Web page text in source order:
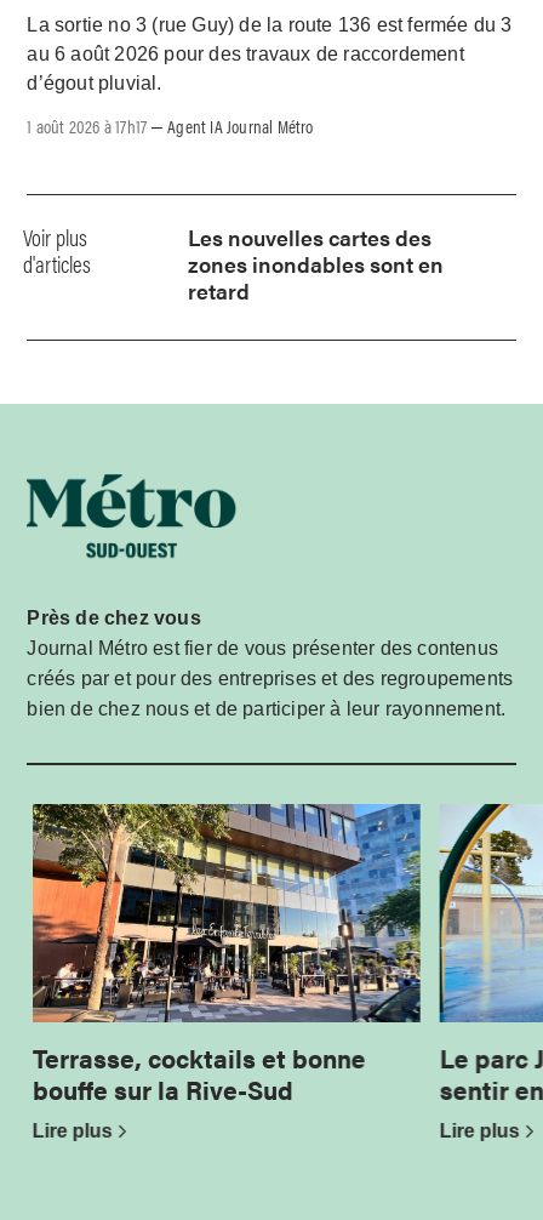
La sortie no 3 (rue Guy) de la route 136 est fermée du 3
au 6 août 2026 pour des travaux de raccordement
d’égout pluvial.
1 août 2026 à 17h17 –Agent IA Journal Métro
Voir plus
d'articles
Les nouvelles cartes des
zones inondables sont en
retard
Près de chez vous
Journal Métro est fier de vous présenter des contenus
créés par et pour des entreprises et des regroupements
bien de chez nous et de participer à leur rayonnement.
Terrasse, cocktails et bonne
bouffe sur la Rive-Sud
Lire plus
Le parc
sentir
Lire plus